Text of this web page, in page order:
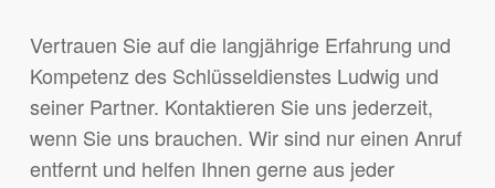
Vertrauen Sie auf die langjährige Erfahrung und
Kompetenz des Schlüsseldienstes Ludwig und
seiner Partner. Kontaktieren Sie uns jederzeit,
wenn Sie uns brauchen. Wir sind nur einen Anruf
entfernt und helfen Ihnen gerne aus jeder